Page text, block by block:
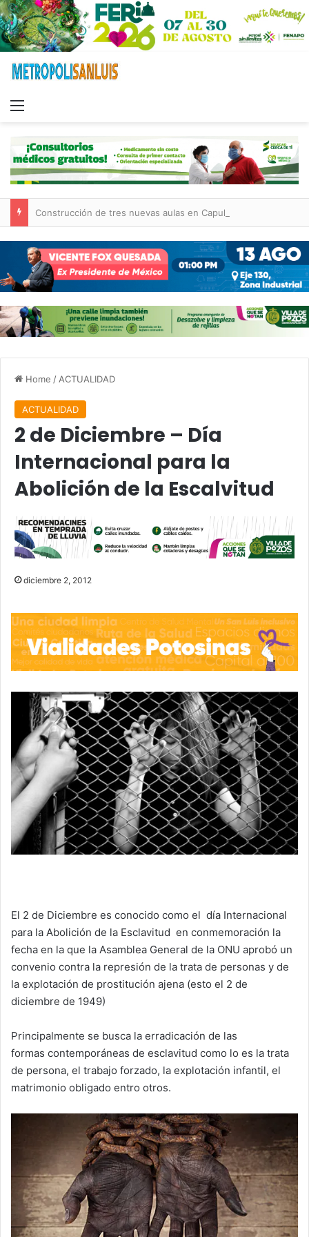
Home / ACTUALIDAD
ACTUALIDAD
2 de Diciembre – Día
Internacional para la
Abolición de la Escalvitud
diciembre 2, 2012
El 2 de Diciembre es conocido como el día Internacional
para la Abolición de la Esclavitud en conmemoración la
fecha en la que la Asamblea General de la ONU aprobó un
convenio contra la represión de la trata de personas y de
la explotación de prostitución ajena (esto el 2 de
diciembre de 1949)
Principalmente se busca la erradicación de las
formas contemporáneas de esclavitud como lo es la trata
de persona, el trabajo forzado, la explotación infantil, el
matrimonio obligado entro otros.